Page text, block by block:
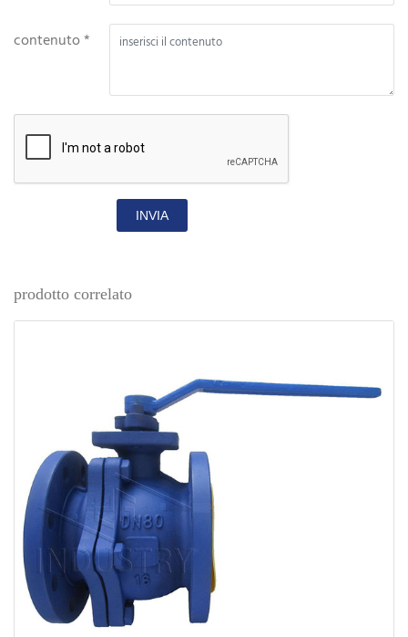
contenuto *
INVIA
prodotto correlato